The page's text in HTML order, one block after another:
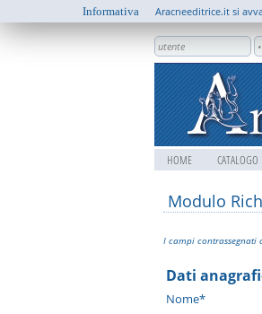
HOME CATALOGO
Modulo
I campi contrassegnati
Dati
Nome*
Informativa Aracneeditrice.it si